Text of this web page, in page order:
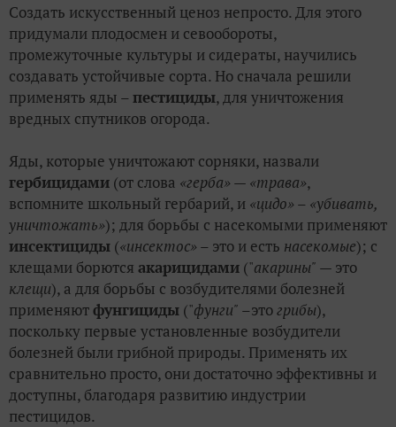
Создать искусственный ценоз непросто. Для этого
придумали плодосмен и севообороты,
промежуточные культуры и сидераты, научились
создавать устойчивые сорта. Но сначала решили
применять яды –пестициды, для уничтожения
вредных спутников огорода.
Яды, которые уничтожают сорняки, назвали
гербицидами (от слова «герба»— «трава»,
вспомните школьный гербарий, и «цидо»– «убивать,
уничтожать»); для борьбы с насекомыми применяют
инсектициды («инсектос»– это и есть насекомые); с
клещами борются акарицидами ("акарины" — это
клещи), а для борьбы с возбудителями болезней
применяютфунгициды ("фунги" –этогрибы),
поскольку первые установленные возбудители
болезней были грибной природы. Применять их
сравнительно просто, они достаточно эффективны и
доступны, благодаря развитию индустрии
пестицидов.